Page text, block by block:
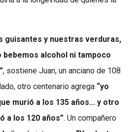
guisantes y nuestras verduras,
bebemos alcohol ni tampoco
, sostiene Juan, un anciano de 108
otro centenario agrega “yo
murió a los 135 años… y otro
a los 120 años”. Un compañero